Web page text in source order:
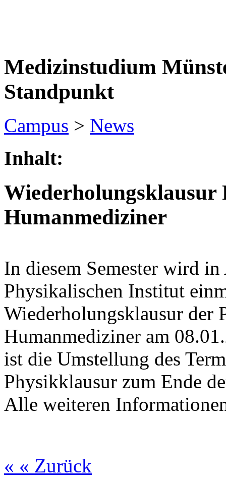
Medizinstudium
Standpunkt
Campus > News
Inhalt:
Humanmediziner
In diesem Semester wird
Physikalischen Institut
Wiederholungsklausur der
Humanmediziner am
ist die Umstellung des
Physikklausur zum Ende
Alle weiteren
« « Zurück